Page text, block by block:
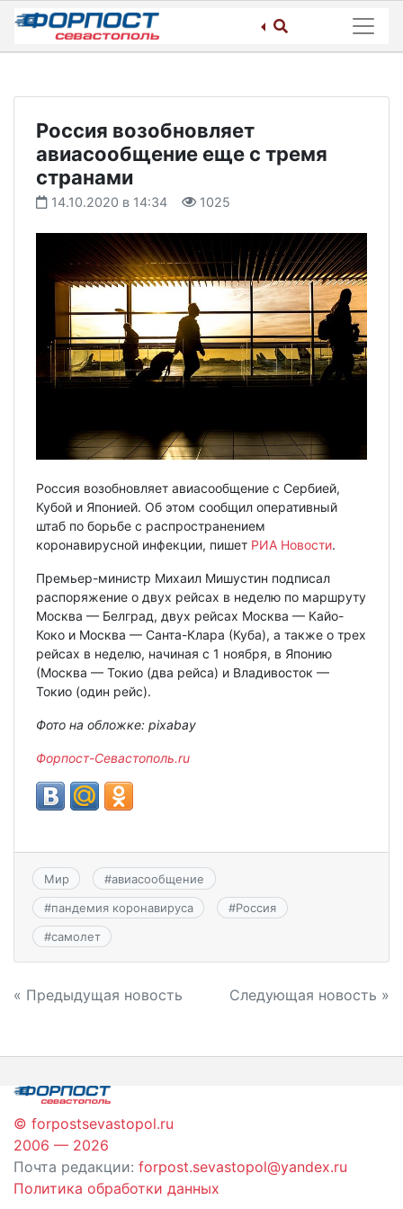
Skip
content
Россия возобновляет
авиасообщение еще с тремя
странами
14.10.2020 в 14:34 1025
Россия возобновляет авиасообщение с Сербией,
Кубой и Японией. Об этом сообщил оперативный
штаб по борьбе с распространением
коронавирусной инфекции, пишет РИА Новости.
Премьер-министр Михаил Мишустин подписал
распоряжение о двух рейсах в неделю по маршруту
Москва — Белград, двух рейсах Москва — Кайо-
Коко и Москва — Санта-Клара (Куба), а также о трех
рейсах в неделю, начиная с 1 ноября, в Японию
(Москва — Токио (два рейса) и Владивосток —
Токио (один рейс).
Фото на обложке: pixabay
Форпост-Севастополь.ru
Мир #авиасообщение
#пандемия коронавируса #Россия
#самолет
Навигация
записям
« Предыдущая новость Следующая новость »
© forpostsevastopol.ru
2006 — 2026
Почта редакции: forpost.sevastopol@yandex.ru
Политика обработки данных